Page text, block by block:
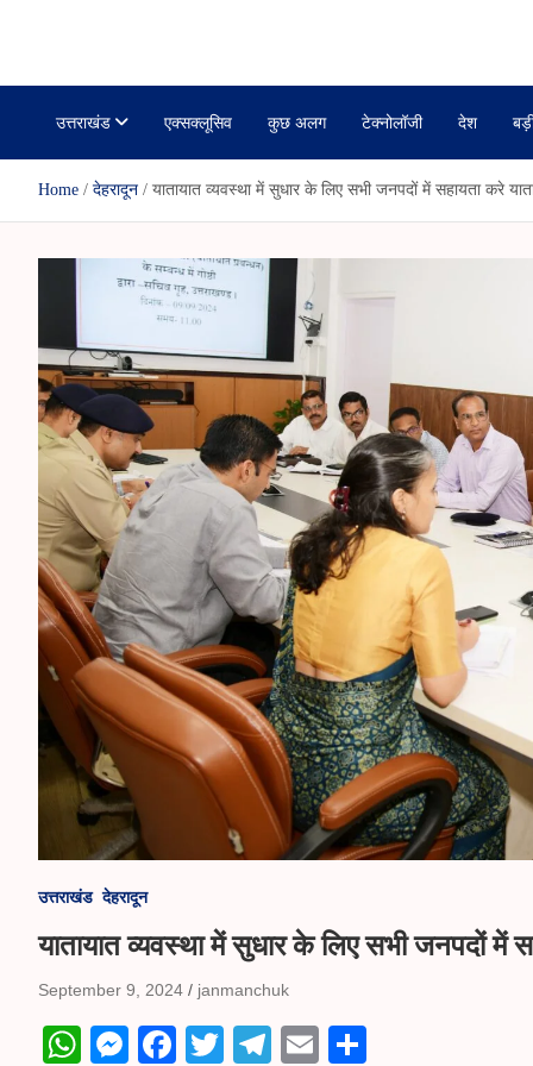
उत्तराखंड एक्सक्लूसिव कुछ अलग टेक्नोलॉजी देश
Home देहरादून यातायात व्यवस्था में सुधार के लिए सभी जनपदों में सहायता करे
उत्तराखंड देहरादून
यातायात व्यवस्था में सुधार के लिए सभी जनपदों में
September 9, 2024 janmanchuk
W
M
Fa T
Te
E
e